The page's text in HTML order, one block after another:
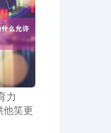
力
他笑更